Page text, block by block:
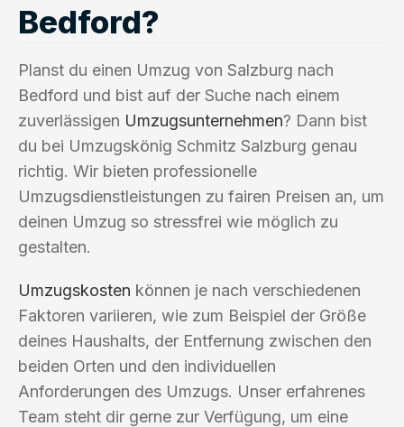
Bedford?
Planst du einen Umzug von Salzburg nach
Bedford und bist auf der Suche nach einem
zuverlässigen Umzugsunternehmen? Dann bist
du bei Umzugskönig Schmitz Salzburg genau
richtig. Wir bieten professionelle
Umzugsdienstleistungen zu fairen Preisen an, um
deinen Umzug so stressfrei wie möglich zu
gestalten.
Umzugskosten können je nach verschiedenen
Faktoren variieren, wie zum Beispiel der Größe
deines Haushalts, der Entfernung zwischen den
beiden Orten und den individuellen
Anforderungen des Umzugs. Unser erfahrenes
Team steht dir gerne zur Verfügung, um eine